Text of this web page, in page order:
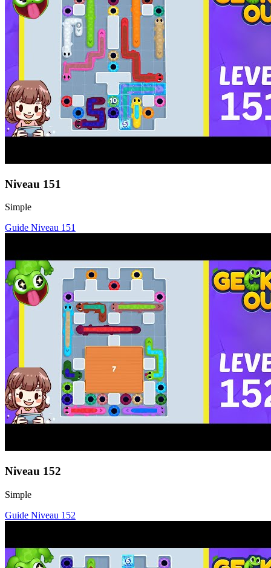
Niveau 151
Simple
Guide Niveau 151
Niveau 152
Simple
Guide Niveau 152